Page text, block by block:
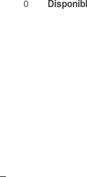
0